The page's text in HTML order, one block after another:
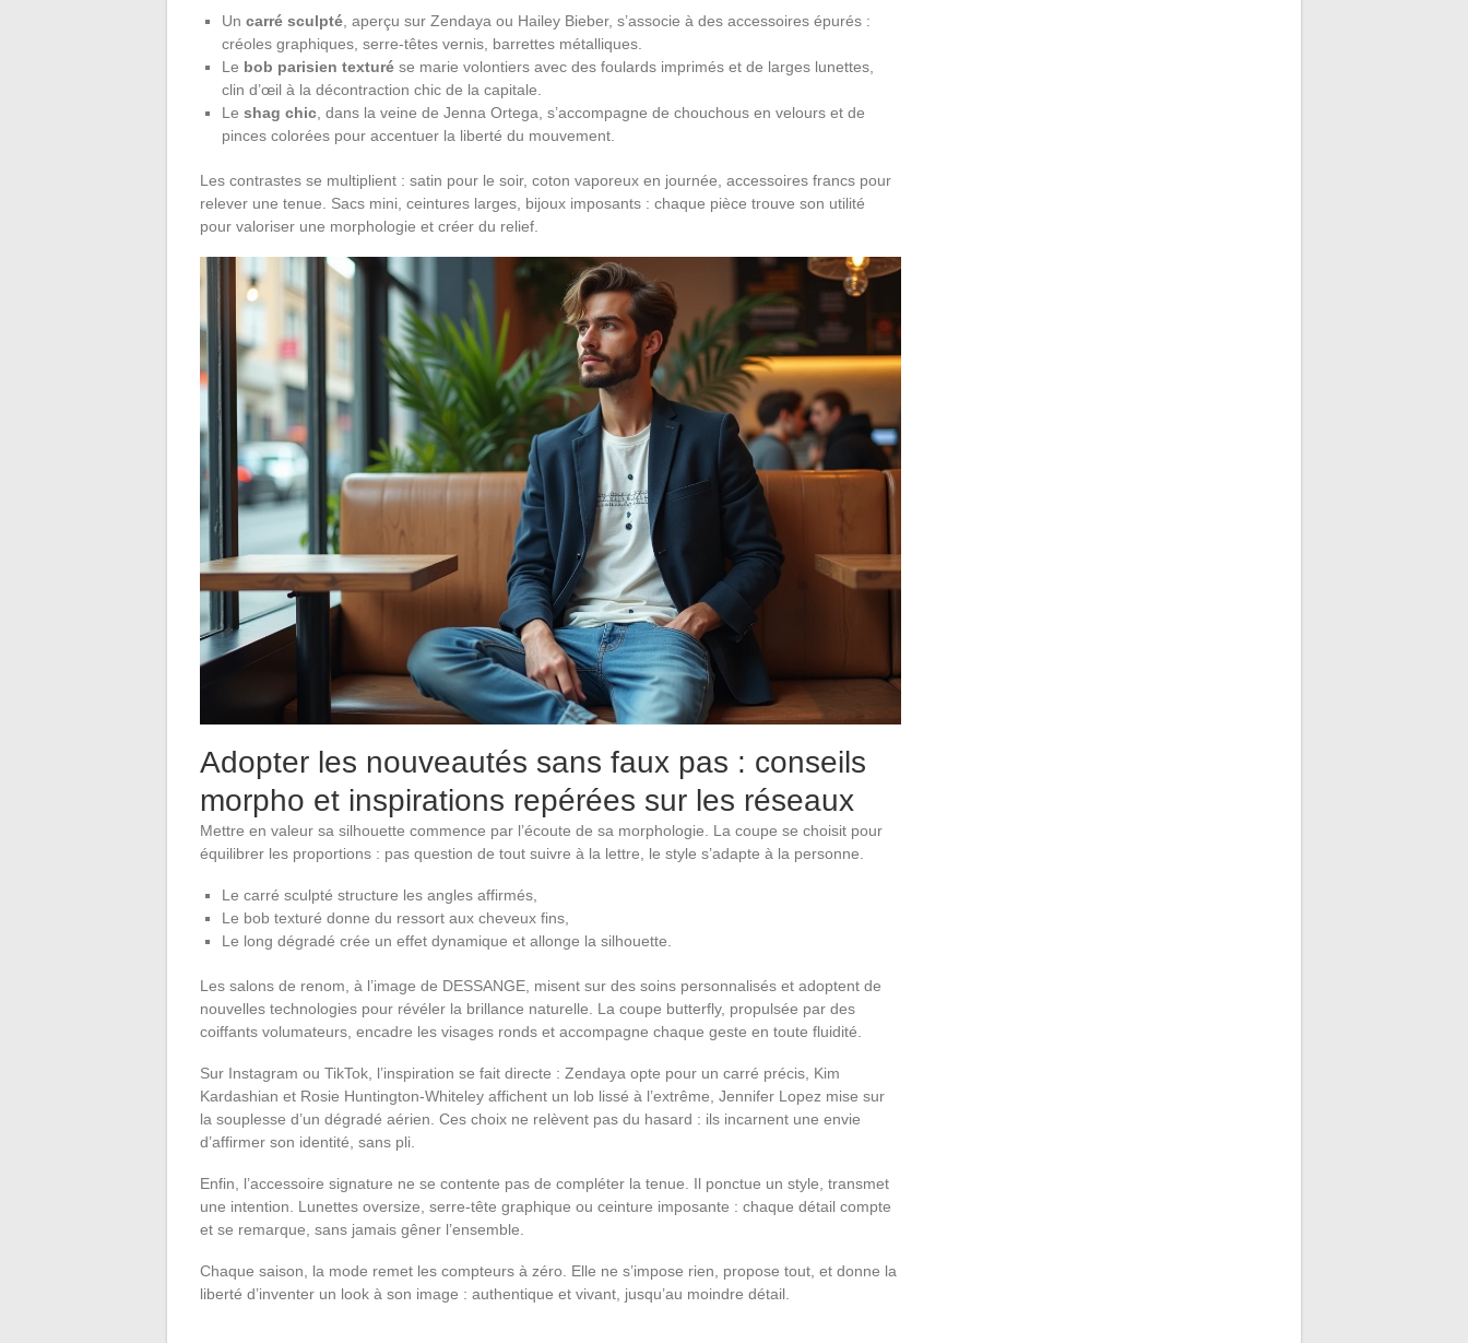
Un carré sculpté , aperçu sur Zendaya ou Hailey Bieber, s’associe à des accessoires épurés :
créoles graphiques, serre-têtes vernis, barrettes métalliques.
Le bob parisien texturé se marie volontiers avec des foulards imprimés et de larges lunettes,
clin d’œil à la décontraction chic de la capitale.
Le shag chic , dans la veine de Jenna Ortega, s’accompagne de chouchous en velours et de
pinces colorées pour accentuer la liberté du mouvement.
Les contrastes se multiplient : satin pour le soir, coton vaporeux en journée, accessoires francs pour
relever une tenue. Sacs mini, ceintures larges, bijoux imposants : chaque pièce trouve son utilité
pour valoriser une morphologie et créer du relief.
Adopter les nouveautés sans faux pas : conseils
morpho et inspirations repérées sur les réseaux
Mettre en valeur sa silhouette commence par l’écoute de sa morphologie. La coupe se choisit pour
équilibrer les proportions : pas question de tout suivre à la lettre, le style s’adapte à la personne.
Le carré sculpté structure les angles affirmés,
Le bob texturé donne du ressort aux cheveux fins,
Le long dégradé crée un effet dynamique et allonge la silhouette.
Les salons de renom, à l’image de DESSANGE, misent sur des soins personnalisés et adoptent de
nouvelles technologies pour révéler la brillance naturelle. La coupe butterfly, propulsée par des
coiffants volumateurs, encadre les visages ronds et accompagne chaque geste en toute fluidité.
Sur Instagram ou TikTok, l’inspiration se fait directe : Zendaya opte pour un carré précis, Kim
Kardashian et Rosie Huntington-Whiteley affichent un lob lissé à l’extrême, Jennifer Lopez mise sur
la souplesse d’un dégradé aérien. Ces choix ne relèvent pas du hasard : ils incarnent une envie
d’affirmer son identité, sans pli.
Enfin, l’accessoire signature ne se contente pas de compléter la tenue. Il ponctue un style, transmet
une intention. Lunettes oversize, serre-tête graphique ou ceinture imposante : chaque détail compte
et se remarque, sans jamais gêner l’ensemble.
Chaque saison, la mode remet les compteurs à zéro. Elle ne s’impose rien, propose tout, et donne la
liberté d’inventer un look à son image : authentique et vivant, jusqu’au moindre détail.